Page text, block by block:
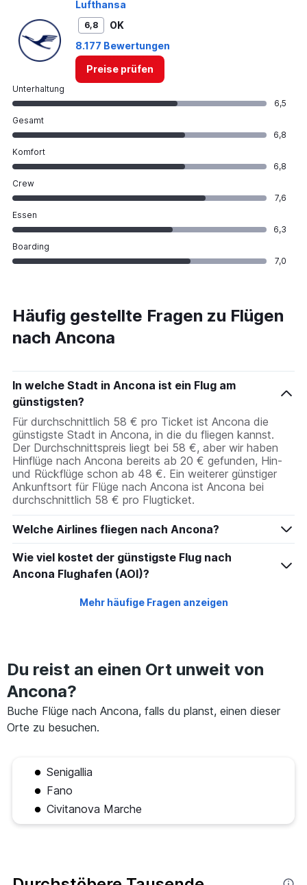
Lufthansa
6,8
OK
8.177 Bewertungen
Preise prüfen
Unterhaltung
6,5
Gesamt
6,8
Komfort
6,8
Crew
7,6
Essen
6,3
Boarding
7,0
Häufig gestellte Fragen zu Flügen
nach Ancona
In welche Stadt in Ancona ist ein Flug am
günstigsten?
Für durchschnittlich 58 € pro Ticket ist Ancona die
günstigste Stadt in Ancona, in die du fliegen kannst.
Der Durchschnittspreis liegt bei 58 €, aber wir haben
Hinflüge nach Ancona bereits ab 20 € gefunden, Hin-
und Rückflüge schon ab 48 €. Ein weiterer günstiger
Ankunftsort für Flüge nach Ancona ist Ancona bei
durchschnittlich 58 € pro Flugticket.
Welche Airlines fliegen nach Ancona?
Wie viel kostet der günstigste Flug nach
Ancona Flughafen (AOI)?
Mehr häufige Fragen anzeigen
Du reist an einen Ort unweit von
Ancona?
Buche Flüge nach Ancona, falls du planst, einen dieser
Orte zu besuchen.
Senigallia
Fano
Civitanova Marche